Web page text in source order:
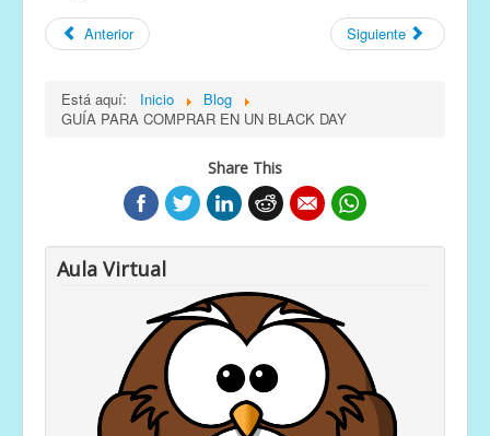
Anterior Siguiente
Está aquí: Inicio
Blog
GUÍA PARA COMPRAR EN UN BLACK DAY
Share This
Aula Virtual